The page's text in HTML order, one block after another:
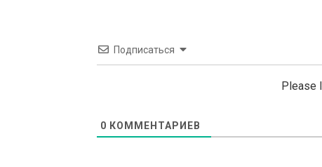
Подписаться
Please
0 КОММЕНТАРИЕВ